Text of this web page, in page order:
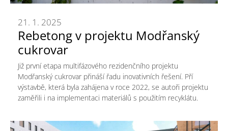
Rebetong v projektu Modřanský
cukrovar
21. 1. 2025
Již první etapa multifázového rezidenčního projektu
Modřanský cukrovar přináší řadu inovativních řešení. Pří
výstavbě, která byla zahájena v roce 2022, se autoři projektu
zaměřili i na implementaci materiálů s použitím recyklátu.